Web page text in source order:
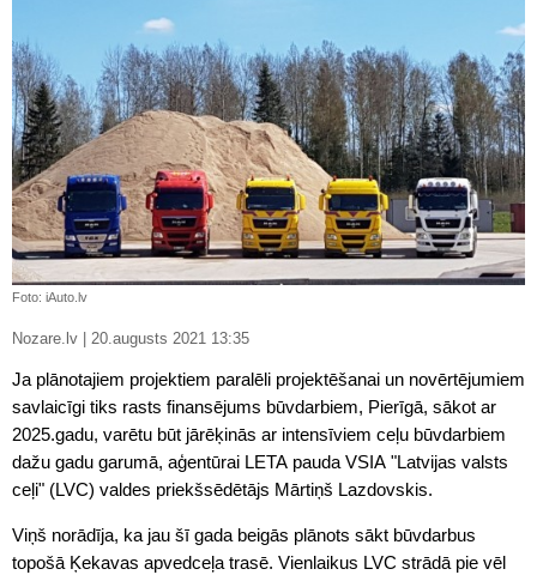
Foto: iAuto.lv
Nozare.lv | 20.augusts 2021 13:35
Ja plānotajiem projektiem paralēli projektēšanai un novērtējumiem
savlaicīgi tiks rasts finansējums būvdarbiem, Pierīgā, sākot ar
2025.gadu, varētu būt jārēķinās ar intensīviem ceļu būvdarbiem
dažu gadu garumā, aģentūrai LETA pauda VSIA "Latvijas valsts
ceļi" (LVC) valdes priekšsēdētājs Mārtiņš Lazdovskis.
Viņš norādīja, ka jau šī gada beigās plānots sākt būvdarbus
topošā Ķekavas apvedceļa trasē. Vienlaikus LVC strādā pie vēl